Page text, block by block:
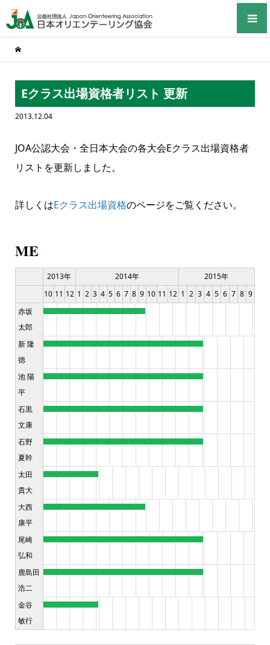
Eクラス出場資格者リスト 更新
2013.12.04
JOA公認大会・全日本大会の各大会Eクラス出場資格者
リストを更新しました。
詳しくはEクラス出場資格のページをご覧ください。
ME
2013年 2014年
2015年
10 11 12 1 2 3 4 5 6 7 8 9 10 11 12 1 2 3 4 5 6 7 8 9
赤坂
太郎
新 隆
徳
池 陽
平
石黒
文康
石野
夏幹
太田
貴大
大西
康平
尾崎
弘和
鹿島田
浩二
金谷
敏行